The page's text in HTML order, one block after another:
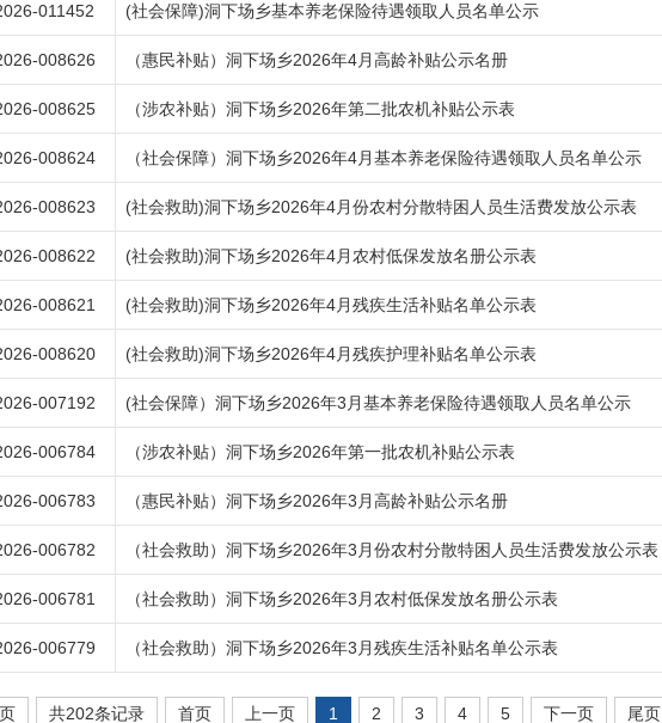
011452 (社会保障)洞下场乡基本养老保险待遇领取人员名单公示
008626 （惠民补贴）洞下场乡2026年4月高龄补贴公示名册
008625 （涉农补贴）洞下场乡2026年第二批农机补贴公示表
008624 （社会保障）洞下场乡2026年4月基本养老保险待遇领取人员名单公示
008623 (社会救助)洞下场乡2026年4月份农村分散特困人员生活费发放公示表
008622 (社会救助)洞下场乡2026年4月农村低保发放名册公示表
008621 (社会救助)洞下场乡2026年4月残疾生活补贴名单公示表
008620 (社会救助)洞下场乡2026年4月残疾护理补贴名单公示表
007192 (社会保障）洞下场乡2026年3月基本养老保险待遇领取人员名单公示
006784 （涉农补贴）洞下场乡2026年第一批农机补贴公示表
006783 （惠民补贴）洞下场乡2026年3月高龄补贴公示名册
006782 （社会救助）洞下场乡2026年3月份农村分散特困人员生活费发放公示表
006781 （社会救助）洞下场乡2026年3月农村低保发放名册公示表
006779 （社会救助）洞下场乡2026年3月残疾生活补贴名单公示表
共202条记录 首页 上一页 1 2 3 4 5 下一页 尾页